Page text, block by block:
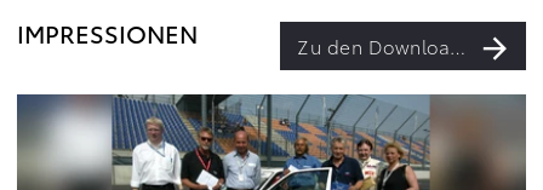
IMPRESSIONEN Zu den Downloads